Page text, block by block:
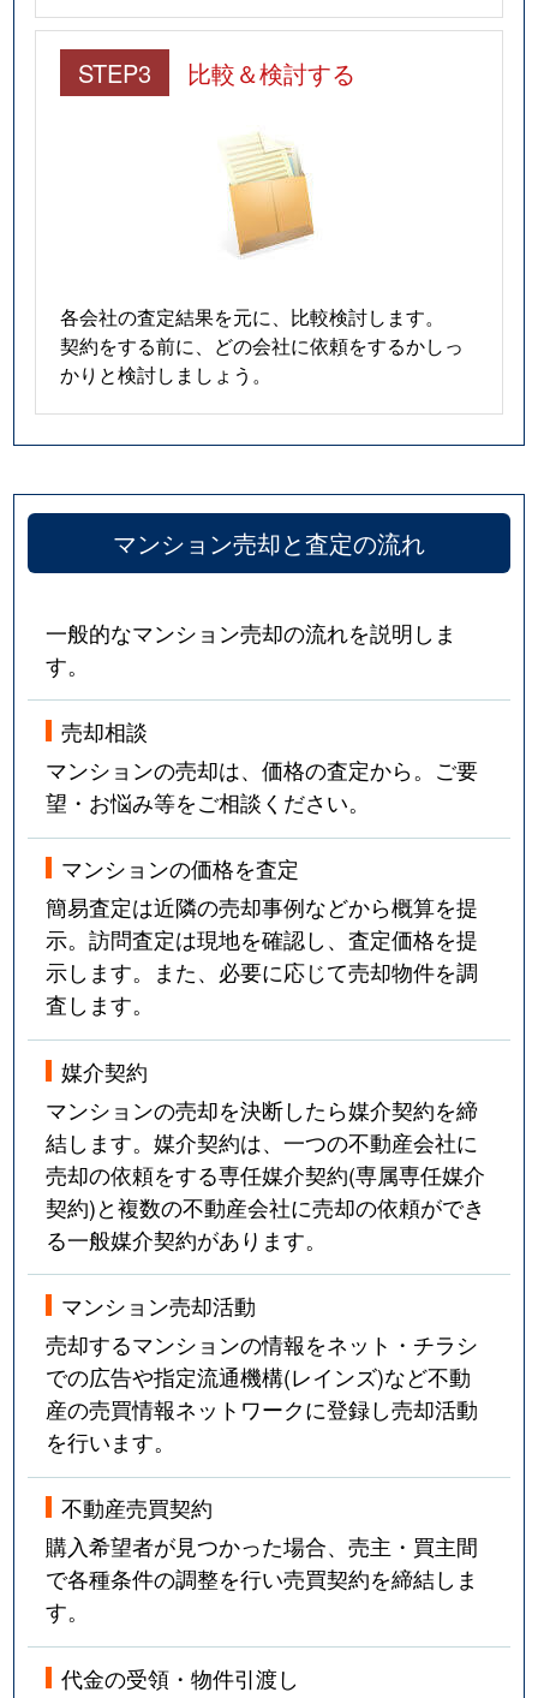
STEP3 比較＆検討する
各会社の査定結果を元に、比較検討します。
契約をする前に、どの会社に依頼をするかしっ
かりと検討しましょう。
マンション売却と査定の流れ
一般的なマンション売却の流れを説明しま
す。
売却相談
マンションの売却は、価格の査定から。ご要
望・お悩み等をご相談ください。
マンションの価格を査定
簡易査定は近隣の売却事例などから概算を提
示。訪問査定は現地を確認し、査定価格を提
示します。また、必要に応じて売却物件を調
査します。
媒介契約
マンションの売却を決断したら媒介契約を締
結します。媒介契約は、一つの不動産会社に
売却の依頼をする専任媒介契約(専属専任媒介
契約)と複数の不動産会社に売却の依頼ができ
る一般媒介契約があります。
マンション売却活動
売却するマンションの情報をネット・チラシ
での広告や指定流通機構(レインズ)など不動
産の売買情報ネットワークに登録し売却活動
を行います。
不動産売買契約
購入希望者が見つかった場合、売主・買主間
で各種条件の調整を行い売買契約を締結しま
す。
代金の受領・物件引渡し